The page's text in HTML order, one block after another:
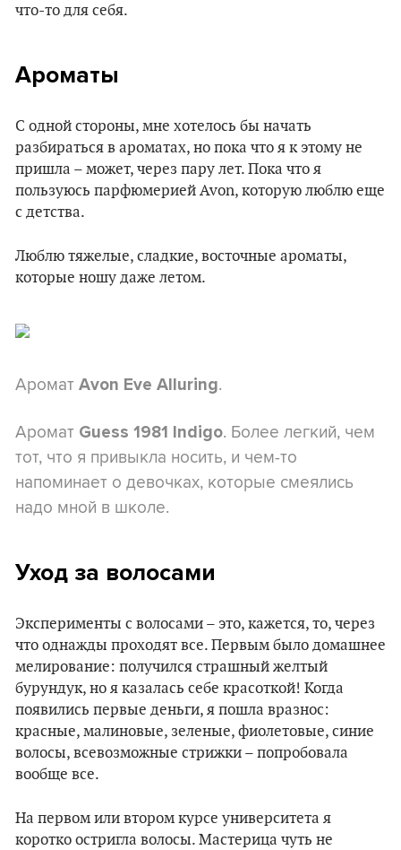
что-то для себя.
Ароматы
С одной стороны, мне хотелось бы начать
разбираться в ароматах, но пока что я к этому не
пришла – может, через пару лет. Пока что я
пользуюсь парфюмерией Avon, которую люблю еще
с детства.
Люблю тяжелые, сладкие, восточные ароматы,
которые ношу даже летом.
Аромат Avon Eve Alluring.
Аромат Guess 1981 Indigo. Более легкий, чем
тот, что я привыкла носить, и чем-то
напоминает о девочках, которые смеялись
надо мной в школе.
Уход за волосами
Эксперименты с волосами – это, кажется, то, через
что однажды проходят все. Первым было домашнее
мелирование: получился страшный желтый
бурундук, но я казалась себе красоткой! Когда
появились первые деньги, я пошла вразнос:
красные, малиновые, зеленые, фиолетовые, синие
волосы, всевозможные стрижки – попробовала
вообще все.
На первом или втором курсе университета я
коротко остригла волосы. Мастерица чуть не